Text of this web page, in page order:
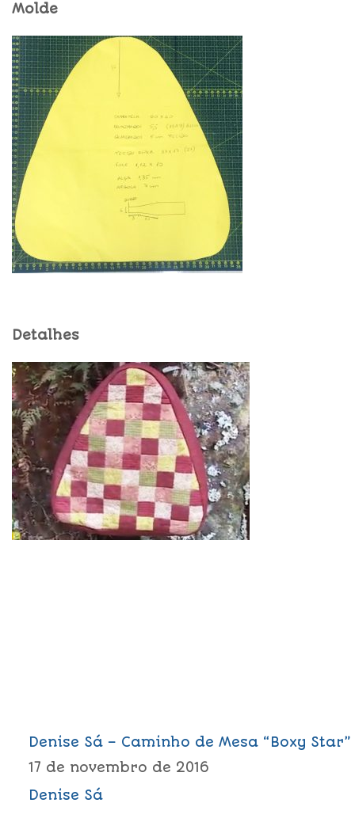
Molde
Detalhes
Denise Sá – Caminho de Mesa “Boxy Star”
17 de novembro de 2016
Denise Sá